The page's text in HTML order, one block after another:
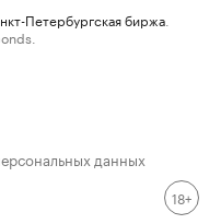
Петербургская биржа
данных
18+